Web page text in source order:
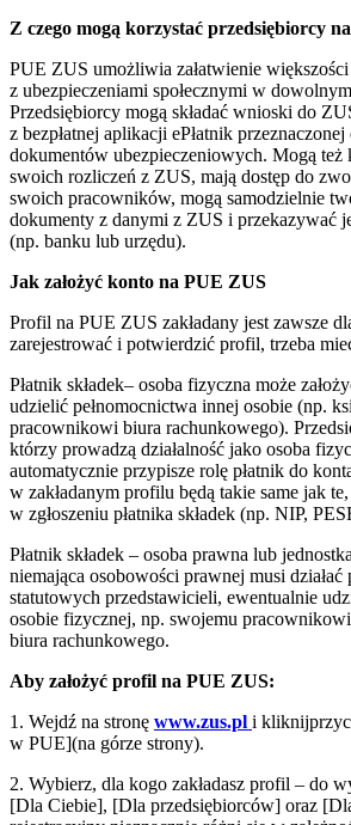
Z czego mogą korzystać przedsiębiorcy
PUE ZUS umożliwia załatwienie
z ubezpieczeniami społecznymi w
Przedsiębiorcy mogą składać wnioski do
z bezpłatnej aplikacji ePłatnik przeznaczonej
dokumentów ubezpieczeniowych. Mogą też
swoich rozliczeń z ZUS, mają dostęp do
swoich pracowników, mogą samodzielnie
dokumenty z danymi z ZUS i przekazywać
(np. banku lub urzędu).
Jak założyć konto na PUE ZUS
Profil na PUE ZUS zakładany jest zawsze
zarejestrować i potwierdzić profil, trzeba
Płatnik składek– osoba fizyczna może
udzielić pełnomocnictwa innej osobie (np.
pracownikowi biura rachunkowego).
którzy prowadzą działalność jako osoba
automatycznie przypisze rolę płatnik do
w zakładanym profilu będą takie same jak
w zgłoszeniu płatnika składek (np. NIP,
Płatnik składek – osoba prawna lub
niemająca osobowości prawnej musi
statutowych przedstawicieli, ewentualnie
osobie fizycznej, np. swojemu
biura rachunkowego.
Aby założyć profil na PUE ZUS:
1. Wejdź na stronę www.zus.pl i
w PUE](na górze strony).
2. Wybierz, dla kogo zakładasz profil – do
[Dla Ciebie], [Dla przedsiębiorców] oraz